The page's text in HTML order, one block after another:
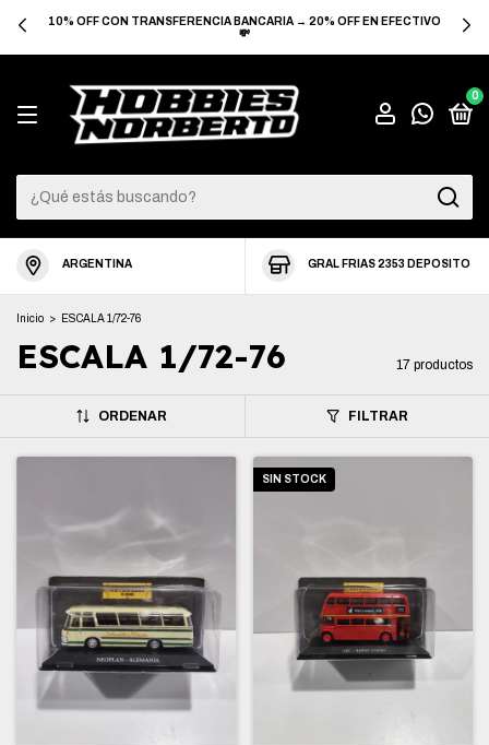
3 CUOTAS SIN INTERES EN COMPRAS +$90.000 → 6 CUOTAS SIN
INTERES EN COMPRAS +$360.000
0
ARGENTINA GRAL FRIAS 2353 DEPOSITO
Inicio > ESCALA 1/72-76
ESCALA 1/72-76 17 productos
ORDENAR FILTRAR
SIN STOCK